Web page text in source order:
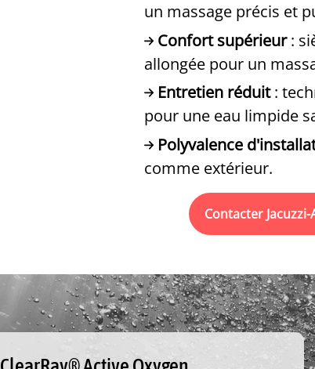
un massage précis et
Confort supérieur:
allongée pour un
Entretien réduit:
pour une eau limpide
Polyvalence
comme extérieur.
Contacter